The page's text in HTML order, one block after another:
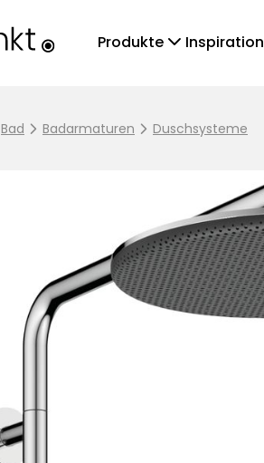
Produkte chevronDown Inspiration
Bad chevronRight Badarmaturen chevronRight Duschsysteme